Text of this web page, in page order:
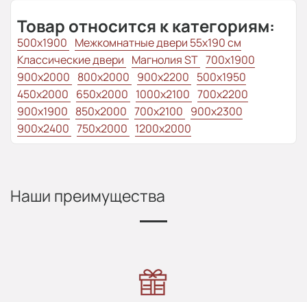
Товар относится к категориям:
500x1900 Межкомнатные двери 55х190 см
Классические двери Магнолия ST 700x1900
900x2000 800x2000 900x2200 500x1950
450x2000 650x2000 1000x2100 700x2200
900x1900 850x2000 700x2100 900x2300
900x2400 750x2000 1200x2000
Наши преимущества